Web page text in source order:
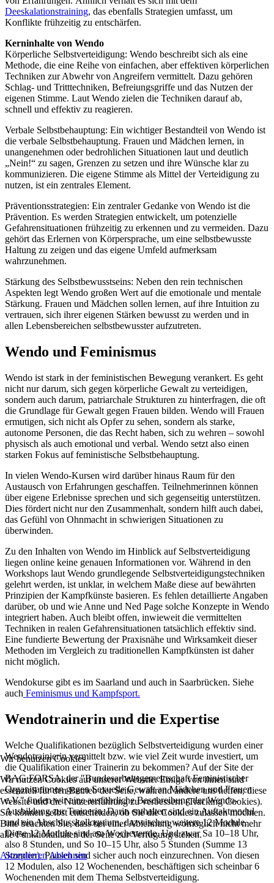
Deeskalationstraining, das ebenfalls Strategien umfasst, um
Konflikte frühzeitig zu entschärfen.
Kerninhalte von Wendo
Körperliche Selbstverteidigung: Wendo beschreibt sich als eine
Methode, die eine Reihe von einfachen, aber effektiven körperlichen
Techniken zur Abwehr von Angreifern vermittelt. Dazu gehören
Schlag- und Tritttechniken, Befreiungsgriffe und das Nutzen der
eigenen Stimme. Laut Wendo zielen die Techniken darauf ab,
schnell und effektiv zu reagieren.
Verbale Selbstbehauptung: Ein wichtiger Bestandteil von Wendo ist
die verbale Selbstbehauptung. Frauen und Mädchen lernen, in
unangenehmen oder bedrohlichen Situationen laut und deutlich
„Nein!“ zu sagen, Grenzen zu setzen und ihre Wünsche klar zu
kommunizieren. Die eigene Stimme als Mittel der Verteidigung zu
nutzen, ist ein zentrales Element.
Präventionsstrategien: Ein zentraler Gedanke von Wendo ist die
Prävention. Es werden Strategien entwickelt, um potenzielle
Gefahrensituationen frühzeitig zu erkennen und zu vermeiden. Dazu
gehört das Erlernen von Körpersprache, um eine selbstbewusste
Haltung zu zeigen und das eigene Umfeld aufmerksam
wahrzunehmen.
Stärkung des Selbstbewusstseins: Neben den rein technischen
Aspekten legt Wendo großen Wert auf die emotionale und mentale
Stärkung. Frauen und Mädchen sollen lernen, auf ihre Intuition zu
vertrauen, sich ihrer eigenen Stärken bewusst zu werden und in
allen Lebensbereichen selbstbewusster aufzutreten.
Wendo und Feminismus
Wendo ist stark in der feministischen Bewegung verankert. Es geht
nicht nur darum, sich gegen körperliche Gewalt zu verteidigen,
sondern auch darum, patriarchale Strukturen zu hinterfragen, die oft
die Grundlage für Gewalt gegen Frauen bilden. Wendo will Frauen
ermutigen, sich nicht als Opfer zu sehen, sondern als starke,
autonome Personen, die das Recht haben, sich zu wehren – sowohl
physisch als auch emotional und verbal. Wendo setzt also einen
starken Fokus auf feministische Selbstbehauptung.
In vielen Wendo-Kursen wird darüber hinaus Raum für den
Austausch von Erfahrungen geschaffen. Teilnehmerinnen können
über eigene Erlebnisse sprechen und sich gegenseitig unterstützen.
Dies fördert nicht nur den Zusammenhalt, sondern hilft auch dabei,
das Gefühl von Ohnmacht in schwierigen Situationen zu
überwinden.
Zu den Inhalten von Wendo im Hinblick auf Selbstverteidigung
liegen online keine genauen Informationen vor. Während in den
Workshops laut Wendo grundlegende Selbstverteidigungstechniken
gelehrt werden, ist unklar, in welchem Maße diese auf bewährten
Prinzipien der Kampfkünste basieren. Es fehlen detaillierte Angaben
darüber, ob und wie Anne und Ned Page solche Konzepte in Wendo
integriert haben. Auch bleibt offen, inwieweit die vermittelten
Techniken in realen Gefahrensituationen tatsächlich effektiv sind.
Eine fundierte Bewertung der Praxisnähe und Wirksamkeit dieser
Methoden im Vergleich zu traditionellen Kampfkünsten ist daher
nicht möglich.
Wendokurse gibt es im Saarland und auch in Saarbrücken. Siehe
auch Feminismus und Kampfsport.
Wendotrainerin und die Expertise
Welche Qualifikationen bezüglich Selbstverteidigung wurden einer
Wendotrainierin vermittelt bzw. wie viel Zeit wurde investiert, um
die Qualifikation einer Trainerin zu bekommen? Auf der Site der
BAG FORSA, der "Bundesarbeitsgemeinschaft Feministischer
Organisationen gegen Sexuelle Gewalt an Mädchen und Frauen
e.V." finden wir eine ausführliche Beschreibung der Wendo-
Ausbildung zur Trainerin. Darin enthalten sind ein Auftaktmodul
und ein Abschlusskolloquium, dazwischen weitere 12 Module.
Diese 12 Module sind am Wochenende. Und zwar Sa 10–18 Uhr,
also 8 Stunden, und So 10–15 Uhr, also 5 Stunden (Summe 13
Stunden). Pausen sind sicher auch noch einzurechnen. Von diesen
12 Modulen, also 12 Wochenenden, beschäftigen sich scheinbar 6
Wochenenden mit dem Thema Selbstverteidigung.
Wir benutzen Cookies
Wir nutzen Cookies auf unserer Website. Einige von ihnen sind
essenziell für den Betrieb der Seite, während andere uns helfen, diese
Website und die Nutzererfahrung zu verbessern (Tracking Cookies).
Sie können selbst entscheiden, ob Sie die Cookies zulassen möchten.
Bitte beachten Sie, dass bei einer Ablehnung womöglich nicht mehr
alle Funktionalitäten der Seite zur Verfügung stehen.
AkzeptierenAblehnen